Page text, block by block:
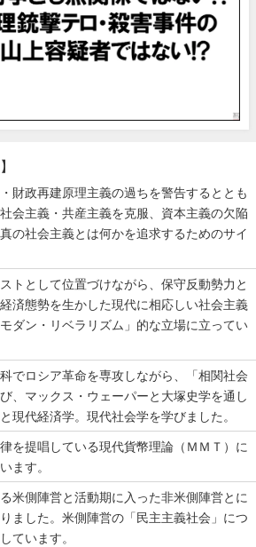
財政再建原理主義の過ちを警告するととも
会主義・共産主義を克服、資本主義の欠陥
の社会主義とは何かを追求するためのサイ
トとして位置づけながら、保守反動勢力と
済態勢を生かした現代に相応しい社会主義
ダン・リベラリズム」的な立場に立ってい
でロシア革命を専攻しながら、「相関社会
、マックス・ウェーパーと大塚史学を通し
現代経済学。現代社会学を学びました。
を提唱している現代貨幣理論（ＭＭＴ）に
ます。
米側陣営と活動期に入った非米側陣営とに
ました。米側陣営の「民主主義社会」につ
ています。